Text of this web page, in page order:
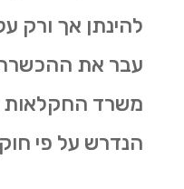
להינתן אך ורק
עבר את
משרד החקלאות
הנדרש על פי